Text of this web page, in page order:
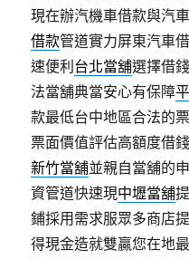
現在辦汽機車借款與汽
借款管道實力屏東汽車
速便利 台北當舖選擇借
法當舖典當安心有保障
款最低台中地區合法的
票面價值評估高額度借
新竹當舖並親自當舖的
資管道快速現中壢當舖
鋪採用需求服眾多商店
得現金造就雙贏您在地